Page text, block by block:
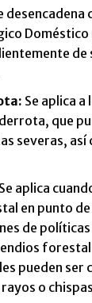
desencadena
Doméstico
de
Se aplica a
que
severas, así
aplica
en punto
de políticas
pueden ser
o